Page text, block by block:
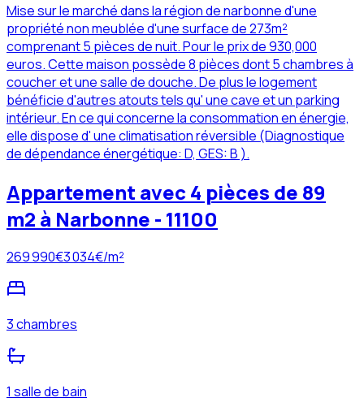
Mise sur le marché dans la région de narbonne d'une
propriété non meublée d'une surface de 273m²
comprenant 5 pièces de nuit. Pour le prix de 930,000
euros. Cette maison possède 8 pièces dont 5 chambres à
coucher et une salle de douche. De plus le logement
bénéficie d'autres atouts tels qu' une cave et un parking
intérieur. En ce qui concerne la consommation en énergie,
elle dispose d' une climatisation réversible (Diagnostique
de dépendance énergétique: D, GES: B ).
Appartement avec 4 pièces de 89
m2 à Narbonne - 11100
269 990€3 034€/m²
3 chambres
1 salle de bain